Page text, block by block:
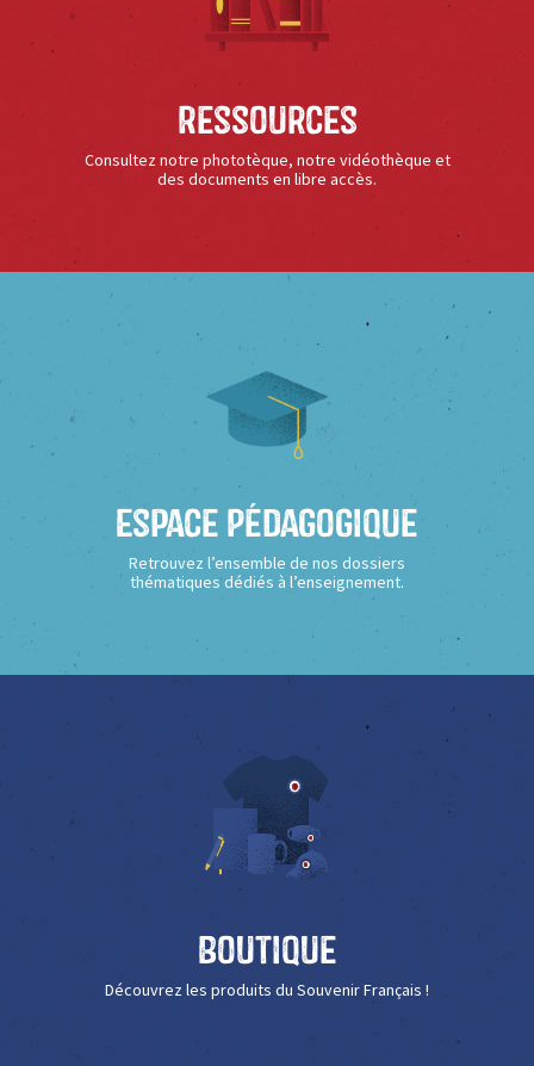
Ressources
Consultez notre phototèque, notre vidéothèque et
des documents en libre accès.
Espace Pédagogique
Retrouvez l’ensemble de nos dossiers
thématiques dédiés à l’enseignement.
Boutique
Découvrez les produits du Souvenir Français !